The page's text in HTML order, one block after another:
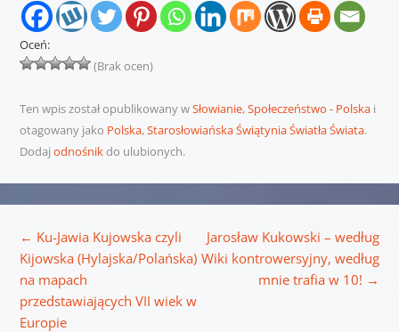
Oceń:
(Brak ocen)
Ten wpis został opublikowany wSłowianie,Społeczeństwo - Polskai
otagowany jako Polska,Starosłowiańska Świątynia Światła Świata.
Dodaj odnośnikdo ulubionych.
← Ku-Jawia Kujowska czyli
Kijowska (Hylajska/Polańska)
na mapach
przedstawiających VII wiek w
Europie
Jarosław Kukowski – według
Wiki kontrowersyjny, według
mnie trafia w 10! →